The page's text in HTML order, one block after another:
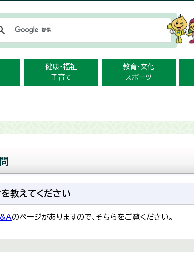
健康・福祉
子育て
教育・文化
スポーツ
教えてください
のページがありますので、そちらをご覧ください。